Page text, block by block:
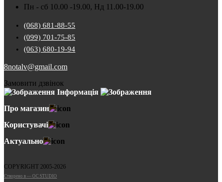
Пн - сб 10.00 -19.00, Нд 11.00-19.00
(068) 681-88-55
(099) 701-75-85
(063) 680-19-94
8notalv@gmail.com
Замовити дзвінок
Інформація
Про магазин
Користувачі
Актуально
COPYRIGHT 2005-2026
Cтворено в — OC STUDIO